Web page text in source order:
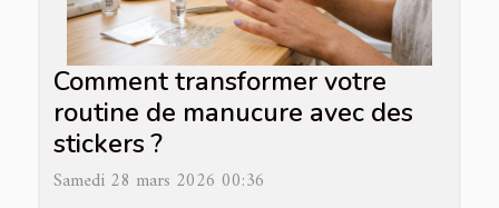
Comment transformer votre
routine de manucure avec des
stickers ?
Samedi 28 mars 2026 00:36